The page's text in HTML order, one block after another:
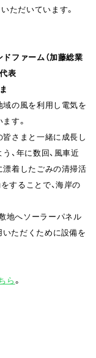
ただいています。
ファーム（加藤総業
代表
域の風を利用し電気を
す。
皆さまと一緒に成長し
、年に数回、風車近
漂着したごみの清掃活
することで、海岸の
地へソーラーパネル
ただくために設備を
ら。